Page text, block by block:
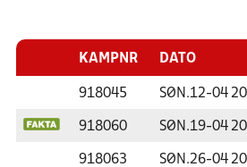
KAMPNR DATO
918045 SØN.12-04
918060 SØN.19-04
918063 SØN.26-04